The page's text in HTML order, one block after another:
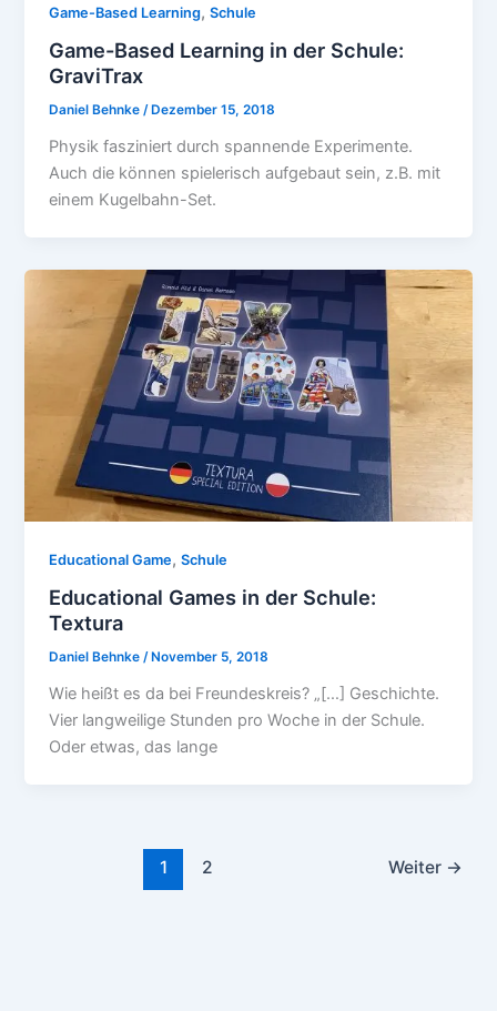
Game-Based Learning,Schule
Game-Based Learning in der Schule:
GraviTrax
Daniel Behnke/ Dezember 15, 2018
Physik fasziniert durch spannende Experimente.
Auch die können spielerisch aufgebaut sein, z.B. mit
einem Kugelbahn-Set.
Educational Game,Schule
Educational Games in der Schule:
Textura
Daniel Behnke/ November 5, 2018
Wie heißt es da bei Freundeskreis? „[…] Geschichte.
Vier langweilige Stunden pro Woche in der Schule.
Oder etwas, das lange
1 2 Weiter →